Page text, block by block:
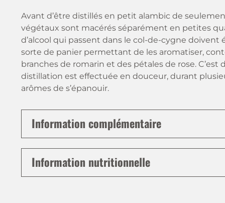
Avant d’être distillés en petit alambic de
végétaux sont macérés séparément en petites
d’alcool qui passent dans le col-de-cygne doivent
sorte de panier permettant de les aromatiser,
branches de romarin et des pétales de rose. C’est
distillation est effectuée en douceur, durant
arômes de s’épanouir.
Information complémentaire
Information nutritionnelle